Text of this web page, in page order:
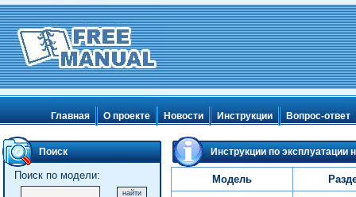
Главная О проекте Новости Инструкции Вопрос-ответ
Поиск
Поиск по модели:
Инструкции по эксплуатации
Модель